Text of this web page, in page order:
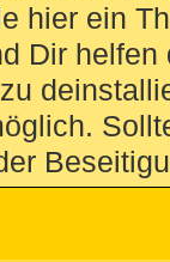
hier ein
Dir